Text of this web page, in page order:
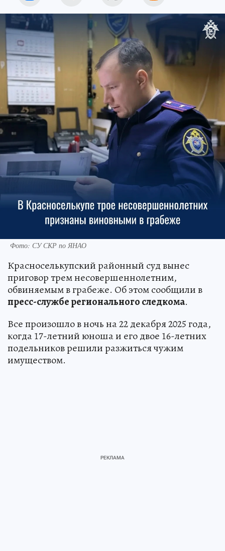
Фото: СУ СКР по ЯНАО
Красноселькупский районный суд вынес
приговор трем несовершеннолетним,
обвиняемым в грабеже. Об этом сообщили в
пресс-службе регионального следкома.
Все произошло в ночь на 22 декабря 2025 года,
когда 17-летний юноша и его двое 16-летних
подельников решили разжиться чужим
имуществом.